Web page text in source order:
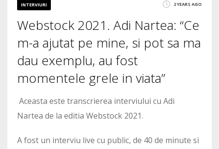
INTERVIURI 2 YEARS AGO
Webstock 2021. Adi Nartea: “Ce
m-a ajutat pe mine, si pot sa ma
dau exemplu, au fost
momentele grele in viata”
Aceasta este transcrierea interviului cu Adi
Nartea de la editia Webstock 2021.
A fost un interviu live cu public, de 40 de minute si